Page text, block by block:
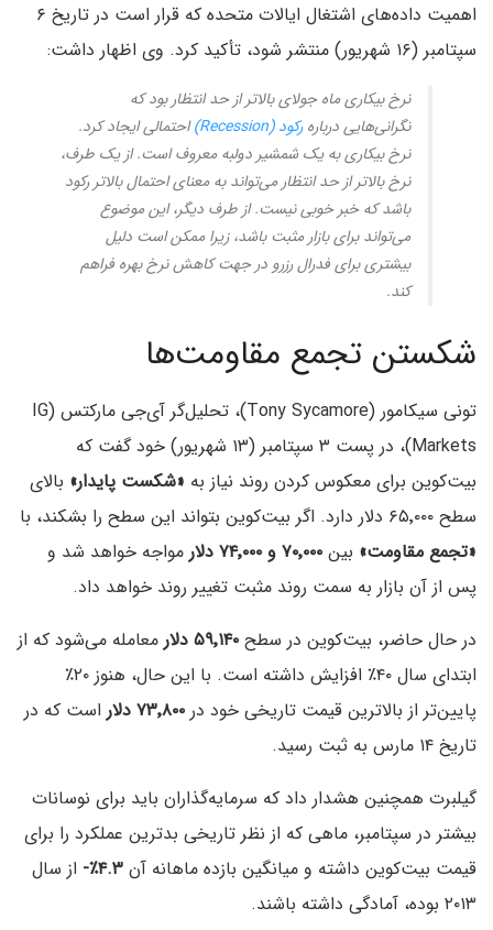
اهمیت داده‌های اشتغال ایالات متحده که قرار است در تاریخ ۶
سپتامبر (۱۶ شهریور) منتشر شود، تأکید کرد. وی اظهار داشت:
نرخ بیکاری ماه جولای بالاتر از حد انتظار بود که
نگرانی‌هایی درباره رکود (Recession)
احتمالی ایجاد کرد.
نرخ بیکاری به یک شمشیر دولبه معروف است. از یک طرف،
نرخ بالاتر از حد انتظار می‌تواند به معنای احتمال بالاتر رکود
باشد که خبر خوبی نیست. از طرف دیگر، این موضوع
می‌تواند برای بازار مثبت باشد، زیرا ممکن است دلیل
بیشتری برای فدرال رزرو در جهت کاهش نرخ بهره فراهم
کند.
شکستن تجمع مقاومت‌ها
تونی سیکامور (Tony Sycamore)، تحلیل‌گر آی‌جی مارکتس (IG
Markets)، در پست ۳ سپتامبر (۱۳ شهریور) خود گفت که
بیت‌کوین برای معکوس کردن روند نیاز به «شکست پایدار» بالای
سطح ۶۵٬۰۰۰ دلار دارد. اگر بیت‌کوین بتواند این سطح را بشکند، با
«تجمع مقاومت» بین
مواجه خواهد شد و
پس از آن بازار به سمت روند مثبت تغییر روند خواهد داد.
در حال حاضر، بیت‌کوین در سطح ۵۹٬۱۴۰ دلار
معامله می‌شود که از
ابتدای سال ۴۰٪ افزایش داشته است. با این حال، هنوز ۲۰٪
پایین‌تر از بالاترین قیمت تاریخی خود در
است که در
تاریخ ۱۴ مارس به ثبت رسید.
گیلبرت همچنین هشدار داد که سرمایه‌گذاران باید برای نوسانات
بیشتر در سپتامبر، ماهی که از نظر تاریخی بدترین عملکرد را برای
قیمت بیت‌کوین داشته و میانگین بازده ماهانه آن
از سال
۲۰۱۳ بوده، آمادگی داشته باشند.